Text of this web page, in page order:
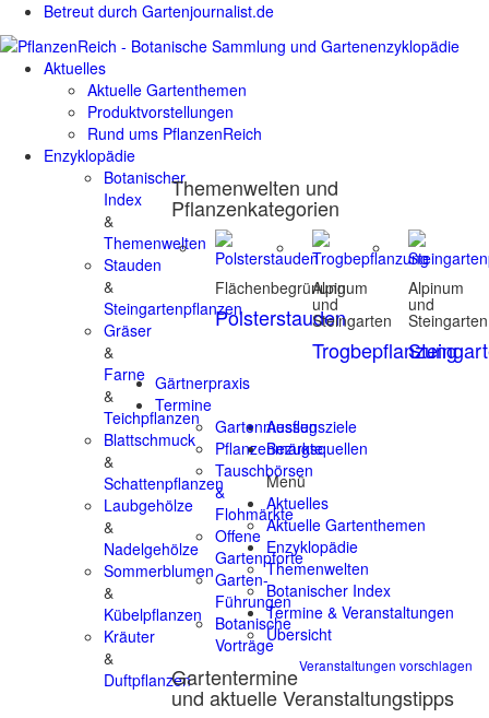
Betreut durch Gartenjournalist.de
Aktuelles
Aktuelle Gartenthemen
Produktvorstellungen
Rund ums PflanzenReich
Enzyklopädie
Botanischer
Index
&
Themenwelten
Stauden
&
Steingartenpflanzen
Gräser
&
Farne
&
Teichpflanzen
Blattschmuck
&
Schattenpflanzen
Laubgehölze
&
Nadelgehölze
Sommerblumen
&
Kübelpflanzen
Kräuter
&
Duftpflanzen
Themenwelten und
Pflanzenkategorien
Flächenbegrünung
Polsterstauden
Alpinum
und
Steingarten
Trogbepflanzung
Alpinum
und
Steingarten
Gärtnerpraxis
Termine
Gartenmessen
Pflanzenmärkte
Tauschbörsen
&
Flohmärkte
Offene
Gartenpforte
Garten-
Führungen
Botanische
Vorträge
Veranstaltungen vorschlagen
Gartentermine
und aktuelle Veranstaltungstipps
Ausflugsziele
Bezugsquellen
Menü
Aktuelles
Aktuelle Gartenthemen
Enzyklopädie
Themenwelten
Botanischer Index
Termine & Veranstaltungen
Übersicht